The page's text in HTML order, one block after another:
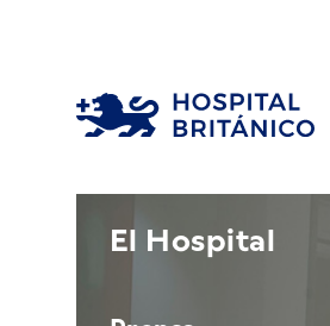
El Hospital